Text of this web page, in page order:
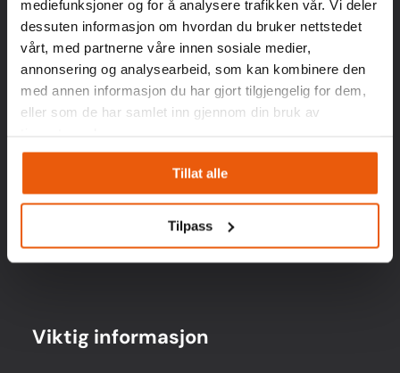
mediefunksjoner og for å analysere trafikken vår. Vi deler
dessuten informasjon om hvordan du bruker nettstedet
vårt, med partnerne våre innen sosiale medier,
annonsering og analysearbeid, som kan kombinere den
med annen informasjon du har gjort tilgjengelig for dem,
eller som de har samlet inn gjennom din bruk av
Tillat alle
Tilpass
Våre tjenester
Bud og Ekspress
Pakke og Gods
Tredjepartslogistikk – 3PL
Viktig informasjon